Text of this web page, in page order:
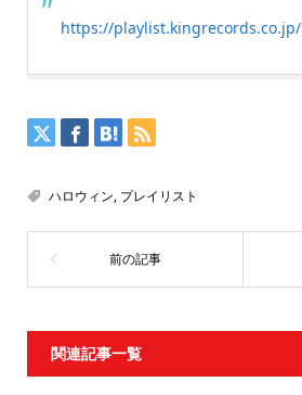
https://playlist.kingrecords.co.jp/
ハロウィン, プレイリスト
関連記事一覧